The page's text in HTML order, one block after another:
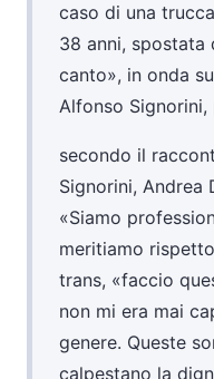
caso di una
38 anni, spostata
canto», in onda
Alfonso Signorini,
secondo il
Signorini, Andrea
«Siamo
meritiamo
trans, «faccio
non mi era mai
genere. Queste
calpestano la